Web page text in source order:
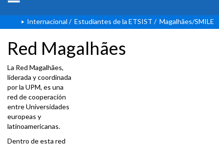
Internacional / Estudiantes de la ETSIST / Magalhães/SMILE
Red Magalhães
La Red Magalhães,
liderada y coordinada
por la UPM, es una
red de cooperación
entre Universidades
europeas y
latinoamericanas.
Dentro de esta red